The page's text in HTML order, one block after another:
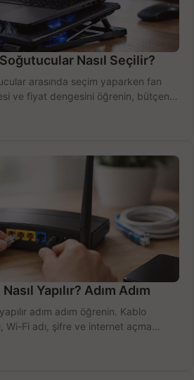
Nasıl Seçilir?
arasında seçim yaparken fan
ve fiyat dengesini öğrenin, bütçenizi
Yapılır? Adım Adım
adım adım öğrenin. Kablo
Wi-Fi adı, şifre ve internet açma